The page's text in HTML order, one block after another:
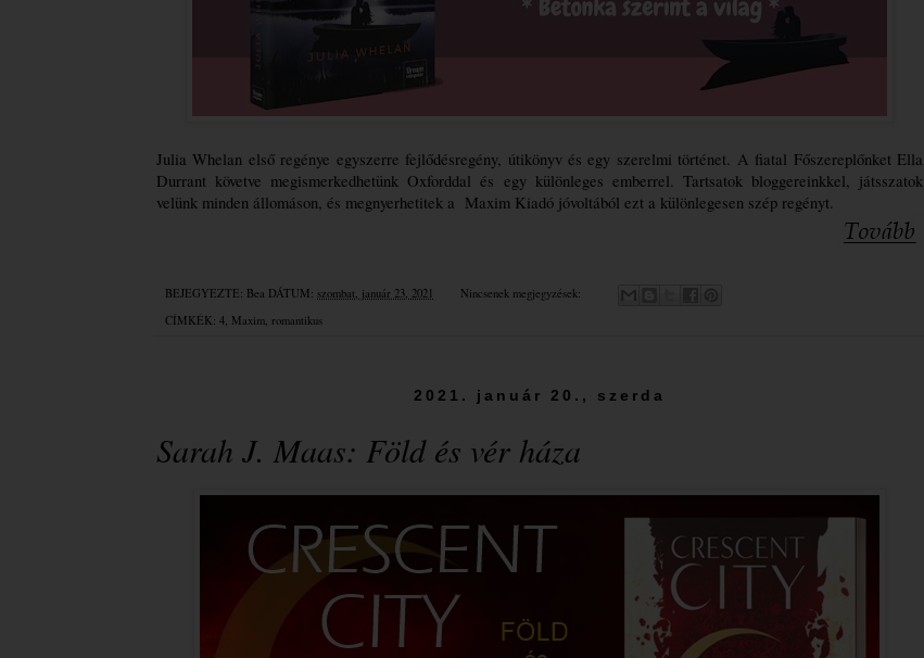
Julia Whelan első regénye egyszerre fejlődésregény, útikönyv és egy szerelmi történet. A fiatal Főszereplőnket Ella
Durrant követve megismerkedhetünk Oxforddal és egy különleges emberrel. Tartsatok bloggereinkkel, játsszatok
velünk minden állomáson, és megnyerhetitek a  Maxim Kiadó jóvoltából ezt a különlegesen szép regényt.
BEJEGYEZTE: Bea DÁTUM: szombat, január 23, 2021
Nincsenek megjegyzések:
CÍMKÉK: 4, Maxim, romantikus
2021. január 20., szerda
Sarah J. Maas: Föld ​és vér háza